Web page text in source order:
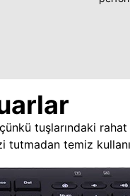
tuşlarındaki rahat
tutmadan temiz